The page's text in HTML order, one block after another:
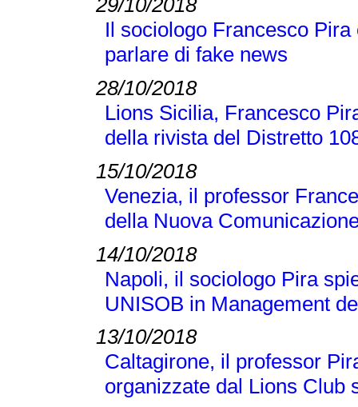
29/10/2018
Il sociologo Francesco
parlare di fake news
28/10/2018
Lions Sicilia, Francesco
della rivista del Distretto
15/10/2018
Venezia, il professor
della Nuova
14/10/2018
Napoli, il sociologo Pira
UNISOB in Management
13/10/2018
Caltagirone, il professor
organizzate dal Lions Club